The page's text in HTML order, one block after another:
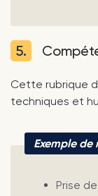
5.
Cette rubrique
techniques et
Exemple
Prise